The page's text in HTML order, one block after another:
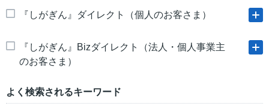
『しがぎん』ダイレクト（個人のお客さま）
『しがぎん』Bizダイレクト（法人・個人事業主
のお客さま）
よく検索されるキーワード